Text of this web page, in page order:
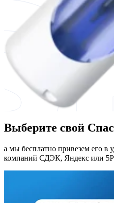
Выберите свой
а мы бесплатно привезем его в
компаний СДЭК, Яндекс или